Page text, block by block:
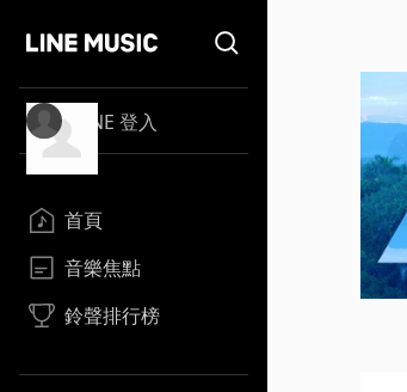
LINE 登入
首頁
音樂焦點
鈴聲排行榜